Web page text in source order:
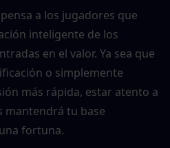
a los jugadores que
inteligente de los
en el valor. Ya sea que
o simplemente
más rápida, estar atento a
mantendrá tu base
fortuna.